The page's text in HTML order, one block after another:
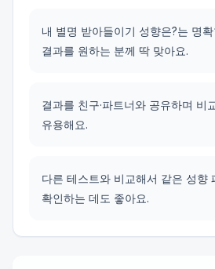
내 별명 받아들이기 성향은?는 명
결과를 원하는 분께 딱 맞아요.
결과를 친구·파트너와 공유하며 비
유용해요.
다른 테스트와 비교해서 같은 성향
확인하는 데도 좋아요.